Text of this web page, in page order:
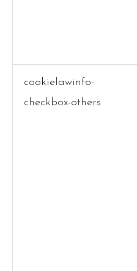
cookielawinfo-
checkbox-others